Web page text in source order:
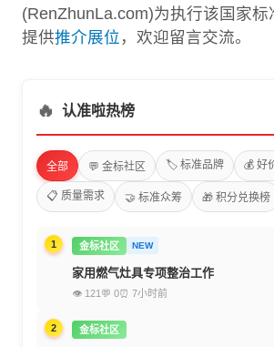
(RenZhunLa.com)为执行该国家标
提供推介展位 ，欢迎留言交流。
🔥 认准啦热榜
全部 💬 金标社区 🏷️ 标准品牌 💰 好
📋 质量需求 🤝 标准众筹 🎁 积分兑换榜
1 金标社区 NEW
家用燃气灶具专项整治工作
👁 121 💬 0⏰ 7小时前
2 金标社区